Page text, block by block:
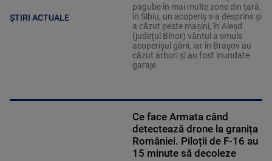
ȘTIRI ACTUALE
pagube în mai multe zone din ţară:
în Sibiu, un acoperiş s-a desprins și
a căzut peste maşini, în Aleşd
(județul Bihor) vântul a smuls
acoperişul gării, iar în Braşov au
căzut arbori şi au fost inundate
garaje.
Ce face Armata când
detectează drone la granița
României. Piloții de F-16 au
15 minute să decoleze